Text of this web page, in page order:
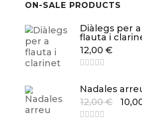
ON-SALE PRODUCTS
Diàlegs per a
flauta i
12,00 €
Nadales
12,00€